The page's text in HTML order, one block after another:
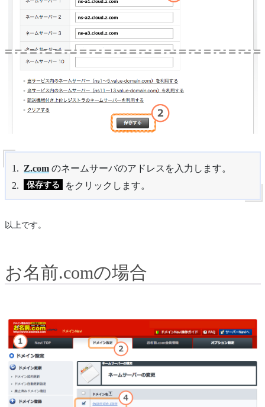
Z.comのネームサーバのアドレスを入力します。
保存する をクリックします。
以上です。
お名前.comの場合